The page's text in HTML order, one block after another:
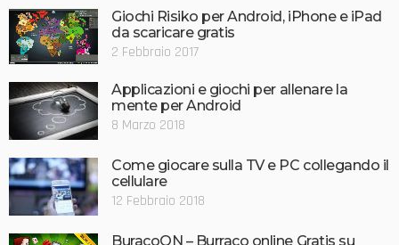
Giochi Risiko per Android, iPhone e iPad
da scaricare gratis
2 Febbraio 2017
Applicazioni e giochi per allenare la
mente per Android
8 Marzo 2018
Come giocare sulla TV e PC collegando il
cellulare
12 Febbraio 2018
BuracoON – Burraco online Gratis su